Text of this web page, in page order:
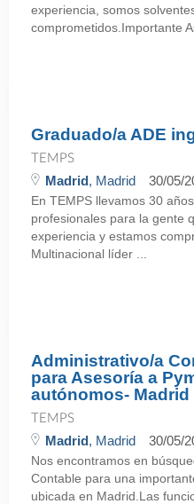
experiencia, somos
comprometidos.Importante
Graduado/a ADE
TEMPS
Madrid, Madrid 30/05/
En TEMPS llevamos 30
profesionales para la gente
experiencia y estamos
Multinacional líder ...
Administrativo/a
para Asesoría a
autónomos- Madrid
TEMPS
Madrid, Madrid 30/05/
Nos encontramos en
Contable para una
ubicada en Madrid.Las